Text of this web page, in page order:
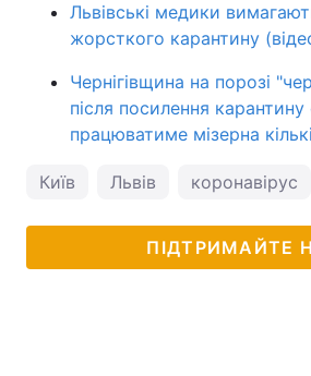
Львівські медики
жорсткого карантину
Чернігівщина на порозі
після посилення карантину
працюватиме мізерна
Київ Львів коронавірус
ПІДТРИМАЙТЕ